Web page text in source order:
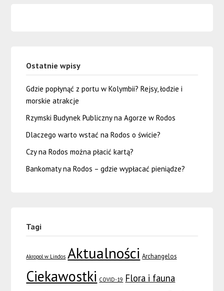
Ostatnie wpisy
Gdzie popłynąć z portu w Kolymbii? Rejsy, łodzie i
morskie atrakcje
Rzymski Budynek Publiczny na Agorze w Rodos
Dlaczego warto wstać na Rodos o świcie?
Czy na Rodos można płacić kartą?
Bankomaty na Rodos – gdzie wypłacać pieniądze?
Tagi
Akropol w Lindos Aktualności Archangelos
Ciekawostki COVID-19 Flora i fauna